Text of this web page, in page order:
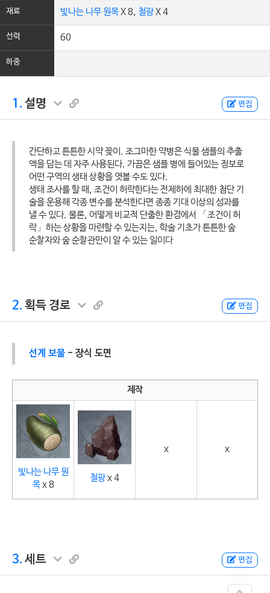
재료 빛나는 나무 원목X 8, 철광X 4
선력 60
하중
1. 설명 편집
간단하고 튼튼한 시약 꽂이. 조그마한 약병은 식물 샘플의 추출
액을 담는 데 자주 사용된다. 가끔은 샘플 병에 들어있는 정보로
어떤 구역의 생태 상황을 엿볼 수도 있다.
생태 조사를 할 때, 조건이 허락한다는 전제하에 최대한 첨단 기
술을 운용해 각종 변수를 분석한다면 종종 기대 이상의 성과를
낼 수 있다. 물론, 어떻게 비교적 단출한 환경에서 「조건이 허
락」하는 상황을 마련할 수 있는지는, 학술 기초가 튼튼한 숲
순찰자와 숲 순찰관만이 알 수 있는 일이다
2. 획득 경로 편집
선계 보물- 장식 도면
제작
빛나는 나무 원
목x 8
철광x 4
x x
3. 세트 편집